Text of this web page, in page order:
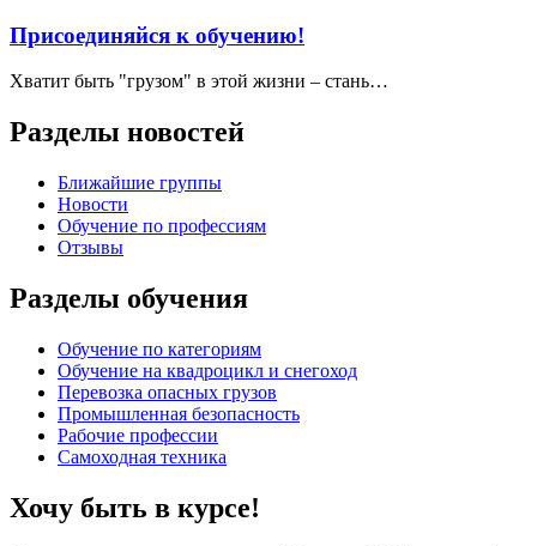
Присоединяйся к обучению!
Хватит быть "грузом" в этой жизни – стань…
Разделы новостей
Ближайшие группы
Новости
Обучение по профессиям
Отзывы
Разделы обучения
Обучение по категориям
Обучение на квадроцикл и снегоход
Перевозка опасных грузов
Промышленная безопасность
Рабочие профессии
Самоходная техника
Хочу быть в курсе!